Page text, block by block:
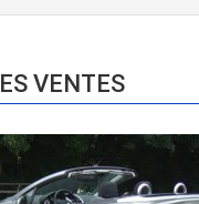
E83 (2004-2010)
VENTES